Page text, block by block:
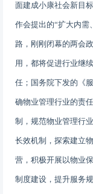
面建成小康社会新目
作会提出的“扩大内需
路，刚刚闭幕的两会
用，都将促进行业继
任； 国务院下发的《
确物业管理行业的责
制，规范物业管理行
长效机制，探索建立
营，积极开展以物业
制度建设，提升服务